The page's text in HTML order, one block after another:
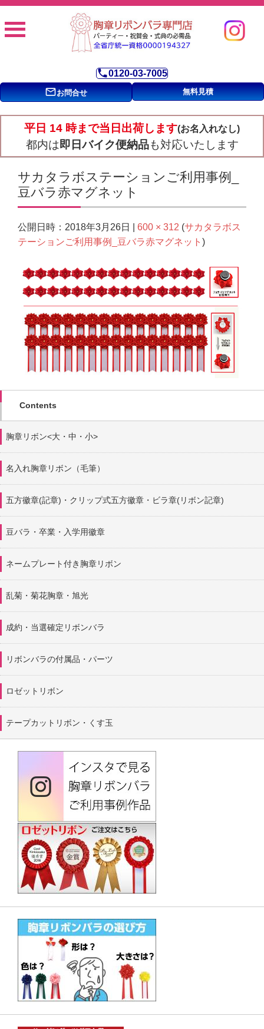
phone0120-03-7005
mail_outlineお問合せ 無料見積
平日 14 時まで当日出荷します(お名入れなし)
都内は即日バイク便納品も対応いたします
サカタラボステーションご利用事例_
豆バラ赤マグネット
公開日時： 2018年3月26日 600 × 312 (サカタラボス
テーションご利用事例_豆バラ赤マグネット )
Contents
胸章リボン<大・中・小>
名入れ胸章リボン（毛筆）
五方徽章(記章)・ クリップ式五方徽章・ビラ章(リボン記章)
豆バラ・卒業・入学用徽章
ネームプレート付き胸章リボン
乱菊・菊花胸章・旭光
成約・当選確定リボンバラ
リボンバラの付属品・パーツ
ロゼットリボン
テープカットリボン・くす玉